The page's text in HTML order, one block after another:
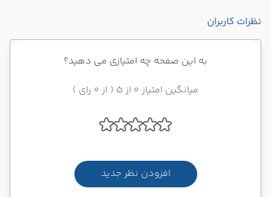
نظرات کاربران
به این صفحه چه امتیازی می دهید؟
میانگین امتیاز 0 از 5 ( از 0 رای )
افزودن نظر جدید